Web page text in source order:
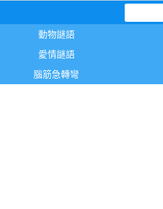
動物謎語
愛情謎語
腦筋急轉彎